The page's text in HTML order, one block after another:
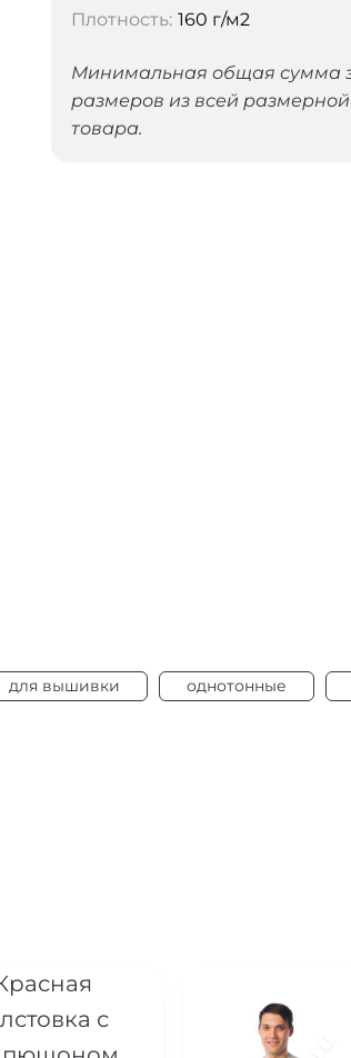
Плотность: 160 г/м2
Минимальная общая сумма
размеров из всей
товара.
для вышивки однотонные